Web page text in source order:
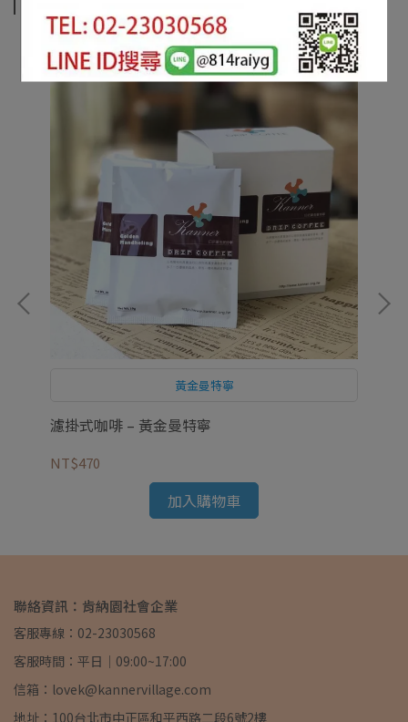
黃金曼特寧
濾掛式咖啡 – 黃金曼特寧
NT$470
加入購物車
聯絡資訊：肯納園社會企業
客服專線：02-23030568
客服時間：平日｜09:00~17:00
信箱：lovek@kannervillage.com
地址：100台北市中正區和平西路二段6號2樓